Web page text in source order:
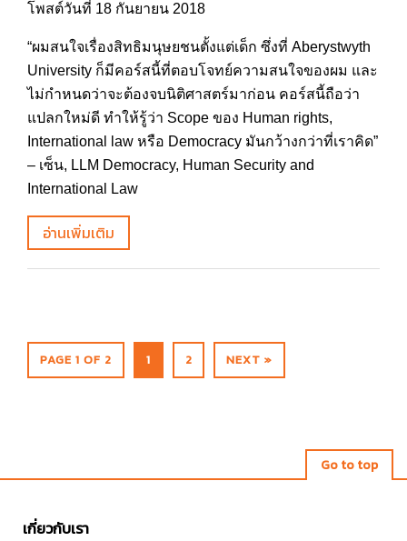
โพสต์วันที่ 18 กันยายน 2018
“ผมสนใจเรื่องสิทธิมนุษยชนตั้งแต่เด็ก ซึ่งที่ Aberystwyth
University ก็มีคอร์สนี้ที่ตอบโจทย์ความสนใจของผม และ
ไม่กำหนดว่าจะต้องจบนิติศาสตร์มาก่อน คอร์สนี้ถือว่า
แปลกใหม่ดี ทำให้รู้ว่า Scope ของ Human rights,
International law หรือ Democracy มันกว้างกว่าที่เราคิด”
– เซ็น, LLM Democracy, Human Security and
International Law
อ่านเพิ่มเติม
PAGE 1 OF 2 1 2 NEXT »
Go to top
เกี่ยวกับเรา